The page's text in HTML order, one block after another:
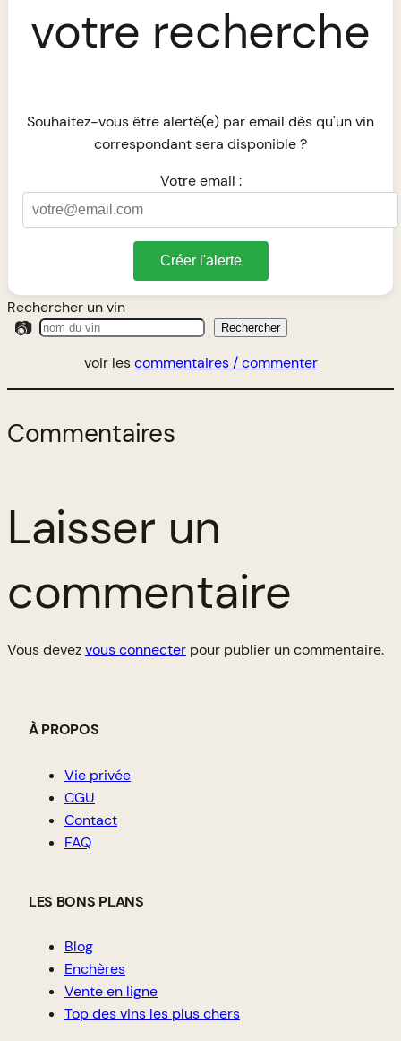
votre recherche
Souhaitez-vous être alerté(e) par email dès qu'un vin
correspondant sera disponible ?
Votre email :
Créer l'alerte
Rechercher un vin
📷 Rechercher
voir lescommentaires / commenter
Commentaires
Laisser un
commentaire
Vous devezvous connecter pour publier un commentaire.
À PROPOS
Vie privée
CGU
Contact
FAQ
LES BONS PLANS
Blog
Enchères
Vente en ligne
Top des vins les plus chers